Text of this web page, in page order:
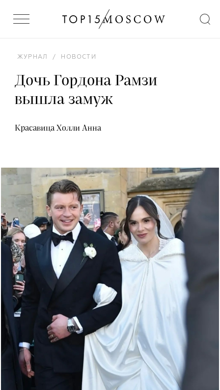
ЖУРНАЛ / НОВОСТИ
Дочь Гордона Рамзи
вышла замуж
Красавица Холли Анна